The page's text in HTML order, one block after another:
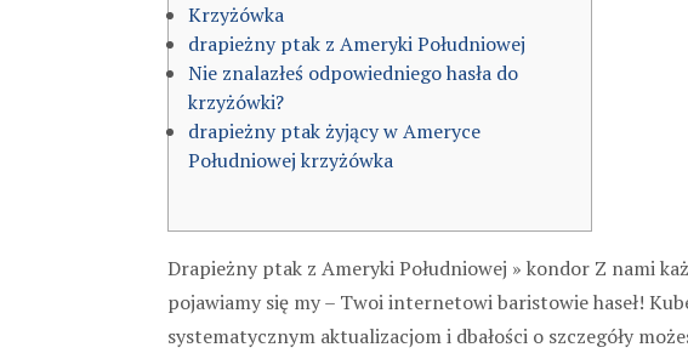
Krzyżówka
drapieżny ptak z Ameryki Południowej
Nie znalazłeś odpowiedniego hasła do
krzyżówki?
drapieżny ptak żyjący w Ameryce
Południowej krzyżówka
Drapieżny ptak z Ameryki Południowej » kondor Z nami
pojawiamy się my – Twoi internetowi baristowie haseł!
systematycznym aktualizacjom i dbałości o szczegóły